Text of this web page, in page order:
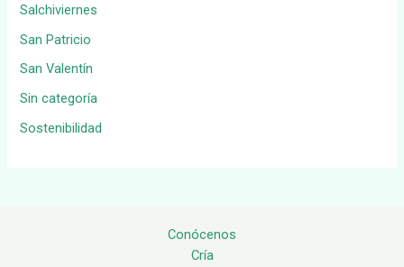
Salchiviernes
San Patricio
San Valentín
Sin categoría
Sostenibilidad
Conócenos
Cría